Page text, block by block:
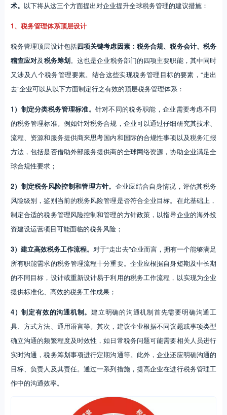
术。 以下将从这三个方面提出对企业提升全球税务管理的建议措施：
1、税务管理体系顶层设计
税务管理顶层设计包括四项关键考虑因素：税务合规、税务会计、税务
稽查应对及税务筹划。这也是企业税务部门的四项主要职能，其中同时
又涉及八个税务管理要素。结合这些实现税务管理目标的要素，“走出
去”企业可以从以下方面制定行之有效的顶层税务管理体系：
1）制定分类税务管理标准。 针对不同的税务职能，企业需要考虑不同
的税务管理标准。例如针对税务合规，企业可以通过仔细研究其技术、
流程、资源和服务提供商来思考国内和国际的合规性事项以及税务汇报
方法，包括是否借助外部服务提供商的全球网络资源，协助企业满足全
球合规性要求；
2）制定税务风险控制和管理方针。 企业应结合自身情况，评估其税务
风险级别，鉴别当前的税务风险管理是否符合企业目标。在此基础上，
制定合适的税务管理风险控制和管理的方针政策，以指导企业的海外投
资建设运营项目可能面临的税务风险；
3）建立高效税务工作流程。对于“走出去”企业而言，拥有一个能够满足
所有职能需求的税务管理流程十分重要。企业应根据自身短期及中长期
的不同目标，设计或重新设计易于利用的税务工作流程，以实现为企业
提供标准化、高效的税务工作成果；
4）制定有效的沟通机制。建立明确的沟通机制首先需要明确沟通工
具、方式方法、通用语言等。其次，建议企业根据不同议题或事项类型
确立沟通的频繁程度及时效性，如日常税务问题可能需要相关人员进行
实时沟通，税务筹划事项进行定期沟通等。此外，企业还应明确沟通的
目标、负责人及其责任。通过一系列措施，提高企业在进行税务管理工
作中的沟通效率。